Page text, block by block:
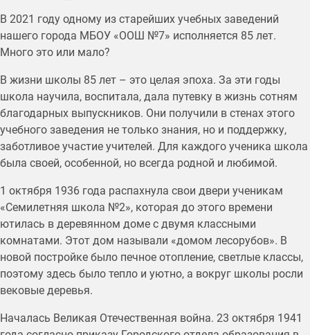
В 2021 году одному из старейших учебных заведений
нашего города МБОУ «ООШ №7» исполняется 85 лет.
Много это или мало?
В жизни школы 85 лет – это целая эпоха. За эти годы
школа научила, воспитала, дала путевку в жизнь сотням
благодарных выпускников. Они получили в стенах этого
учебного заведения не только знания, но и поддержку,
заботливое участие учителей. Для каждого ученика школа
была своей, особенной, но всегда родной и любимой.
1 октября 1936 года распахнула свои двери ученикам
«Семилетняя школа №2», которая до этого времени
ютилась в деревянном доме с двумя классными
комнатами. Этот дом называли «домом лесорубов». В
новой постройке было печное отопление, светлые классы,
поэтому здесь было тепло и уютно, а вокруг школы росли
вековые деревья.
Началась Великая Отечественная война. 23 октября 1941